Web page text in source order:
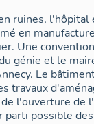
ruines,
en
Une
génie et le
Le
travaux
l'ouverture de
parti possible